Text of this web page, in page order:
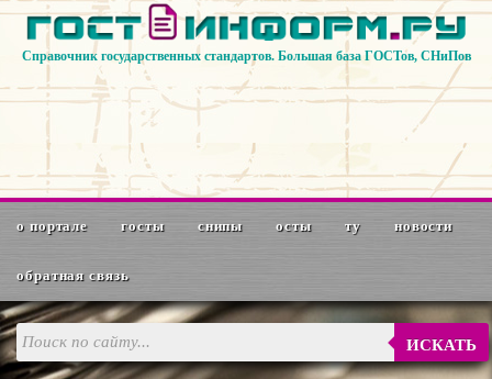
Справочник государственных стандартов. Большая база ГОСТов, СНиПов
о портале госты снипы осты ту новости
обратная связь
ИСКАТЬ